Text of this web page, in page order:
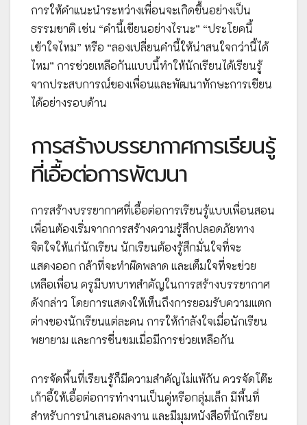
การให้คำแนะนำระหว่างเพื่อนจะเกิดขึ้นอย่างเป็น
ธรรมชาติ เช่น “คำนี้เขียนอย่างไรนะ” “ประโยคนี้
เข้าใจไหม” หรือ “ลองเปลี่ยนคำนี้ให้น่าสนใจกว่านี้ได้
ไหม” การช่วยเหลือกันแบบนี้ทำให้นักเรียนได้เรียนรู้
จากประสบการณ์ของเพื่อนและพัฒนาทักษะการเขียน
ได้อย่างรอบด้าน
การสร้างบรรยากาศการเรียนรู้
ที่เอื้อต่อการพัฒนา
การสร้างบรรยากาศที่เอื้อต่อการเรียนรู้แบบเพื่อนสอน
เพื่อนต้องเริ่มจากการสร้างความรู้สึกปลอดภัยทาง
จิตใจให้แก่นักเรียน นักเรียนต้องรู้สึกมั่นใจที่จะ
แสดงออก กล้าที่จะทำผิดพลาด และเต็มใจที่จะช่วย
เหลือเพื่อน ครูมีบทบาทสำคัญในการสร้างบรรยากาศ
ดังกล่าว โดยการแสดงให้เห็นถึงการยอมรับความแตก
ต่างของนักเรียนแต่ละคน การให้กำลังใจเมื่อนักเรียน
พยายาม และการชื่นชมเมื่อมีการช่วยเหลือกัน
การจัดพื้นที่เรียนรู้ก็มีความสำคัญไม่แพ้กัน ควรจัดโต๊ะ
เก้าอี้ให้เอื้อต่อการทำงานเป็นคู่หรือกลุ่มเล็ก มีพื้นที่
สำหรับการนำเสนอผลงาน และมีมุมหนังสือที่นักเรียน